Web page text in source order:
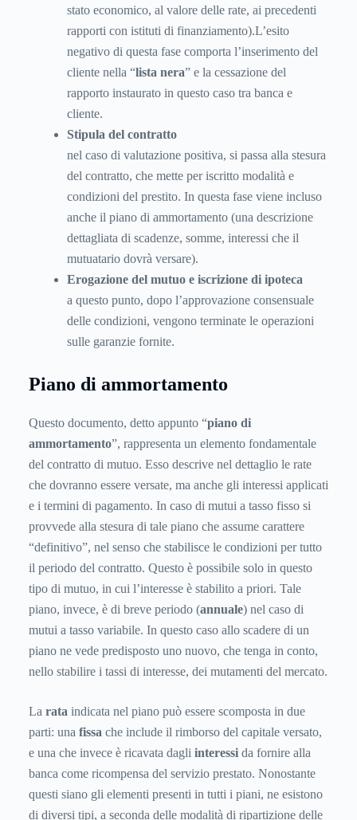
stato economico, al valore delle rate, ai precedenti
rapporti con istituti di finanziamento).L’esito
negativo di questa fase comporta l’inserimento del
cliente nella “lista nera” e la cessazione del
rapporto instaurato in questo caso tra banca e
cliente.
Stipula del contratto
nel caso di valutazione positiva, si passa alla stesura
del contratto, che mette per iscritto modalità e
condizioni del prestito. In questa fase viene incluso
anche il piano di ammortamento (una descrizione
dettagliata di scadenze, somme, interessi che il
mutuatario dovrà versare).
Erogazione del mutuo e iscrizione di ipoteca
a questo punto, dopo l’approvazione consensuale
delle condizioni, vengono terminate le operazioni
sulle garanzie fornite.
Piano di ammortamento
Questo documento, detto appunto “piano di
ammortamento”, rappresenta un elemento fondamentale
del contratto di mutuo. Esso descrive nel dettaglio le rate
che dovranno essere versate, ma anche gli interessi applicati
e i termini di pagamento. In caso di mutui a tasso fisso si
provvede alla stesura di tale piano che assume carattere
“definitivo”, nel senso che stabilisce le condizioni per tutto
il periodo del contratto. Questo è possibile solo in questo
tipo di mutuo, in cui l’interesse è stabilito a priori. Tale
piano, invece, è di breve periodo (annuale) nel caso di
mutui a tasso variabile. In questo caso allo scadere di un
piano ne vede predisposto uno nuovo, che tenga in conto,
nello stabilire i tassi di interesse, dei mutamenti del mercato.
La rata indicata nel piano può essere scomposta in due
parti: una fissa che include il rimborso del capitale versato,
e una che invece è ricavata dagli interessi da fornire alla
banca come ricompensa del servizio prestato. Nonostante
questi siano gli elementi presenti in tutti i piani, ne esistono
di diversi tipi, a seconda delle modalità di ripartizione delle